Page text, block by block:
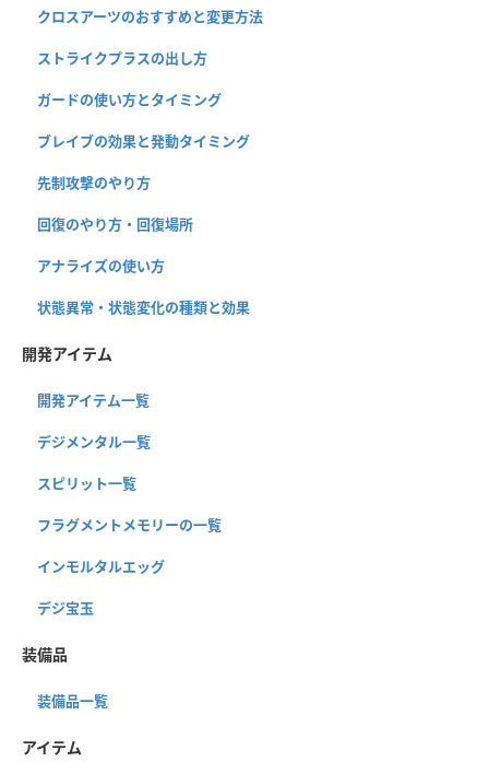
クロスアーツのおすすめと変更方法
ストライクプラスの出し方
ガードの使い方とタイミング
ブレイブの効果と発動タイミング
先制攻撃のやり方
回復のやり方・回復場所
アナライズの使い方
状態異常・状態変化の種類と効果
開発アイテム
開発アイテム一覧
デジメンタル一覧
スピリット一覧
フラグメントメモリーの一覧
インモルタルエッグ
デジ宝玉
装備品
装備品一覧
アイテム